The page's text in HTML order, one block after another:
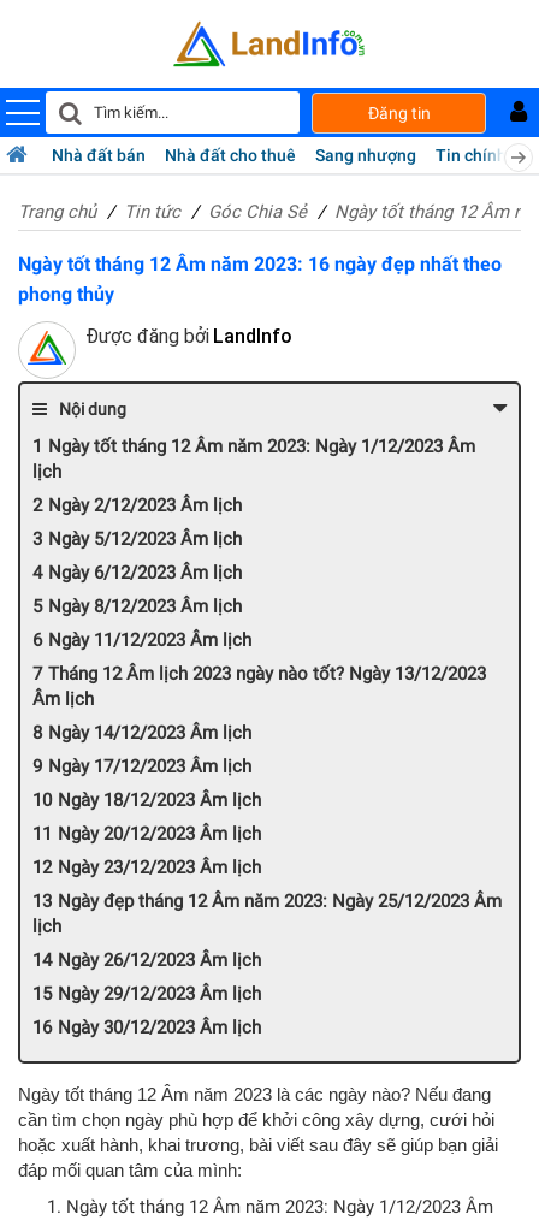
Đăng tin
Nhà đất bán Nhà đất cho thuê Sang nhượng Tin chính chủ
Trang chủ Tin tức Góc Chia Sẻ Ngày tốt tháng 12 Âm
Ngày tốt tháng 12 Âm năm 2023: 16 ngày đẹp nhất theo
phong thủy
Được đăng bởi LandInfo
Nội dung
Ngày tốt tháng 12 Âm năm 2023: Ngày 1/12/2023 Âm
lịch
Ngày 2/12/2023 Âm lịch
Ngày 5/12/2023 Âm lịch
Ngày 6/12/2023 Âm lịch
Ngày 8/12/2023 Âm lịch
Ngày 11/12/2023 Âm lịch
Tháng 12 Âm lịch 2023 ngày nào tốt? Ngày 13/12/2023
Âm lịch
Ngày 14/12/2023 Âm lịch
Ngày 17/12/2023 Âm lịch
Ngày 18/12/2023 Âm lịch
Ngày 20/12/2023 Âm lịch
Ngày 23/12/2023 Âm lịch
Ngày đẹp tháng 12 Âm năm 2023: Ngày 25/12/2023 Âm
lịch
Ngày 26/12/2023 Âm lịch
Ngày 29/12/2023 Âm lịch
Ngày 30/12/2023 Âm lịch
Ngày tốt tháng 12 Âm năm 2023 là các ngày nào? Nếu đang
cần tìm chọn ngày phù hợp để khởi công xây dựng, cưới hỏi
hoặc xuất hành, khai trương, bài viết sau đây sẽ giúp bạn giải
đáp mối quan tâm của mình:
Ngày tốt tháng 12 Âm năm 2023: Ngày 1/12/2023 Âm